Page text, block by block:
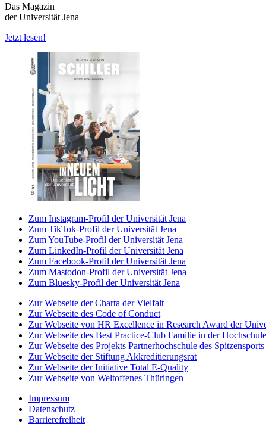
Das Magazin
der Universität Jena
Jetzt lesen!
Zum Instagram-Profil der Universität Jena
Zum TikTok-Profil der Universität Jena
Zum YouTube-Profil der Universität Jena
Zum LinkedIn-Profil der Universität Jena
Zum Facebook-Profil der Universität Jena
Zum Mastodon-Profil der Universität Jena
Zum Bluesky-Profil der Universität Jena
Zur Webseite der Charta der Vielfalt
Zur Webseite des Code of Conduct
Zur Webseite von HR Excellence in Research Award der
Zur Webseite des Best Practice-Club Familie in der Hochschule
Zur Webseite des Projekts Partnerhochschule des Spitzensports
Zur Webseite der Stiftung Akkreditierungsrat
Zur Webseite der Initiative Total E-Quality
Zur Webseite von Weltoffenes Thüringen
Impressum
Datenschutz
Barrierefreiheit